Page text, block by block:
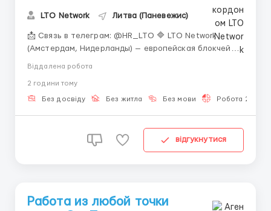
LTO Network Литва (Паневежис)
📩 Связь в телеграм: @HR_LTO 🔷 LTO Network
(Амстердам, Нидерланды) — европейская блокчейн-
проекты для ООН. 🕒 Ищем людей на удалённую
работу с гибким графиком — подходит для
Віддалена робота
2 години тому
Без досвіду Без житла Без мови Робота 2-3
відгукнутися
Работа из любой точки